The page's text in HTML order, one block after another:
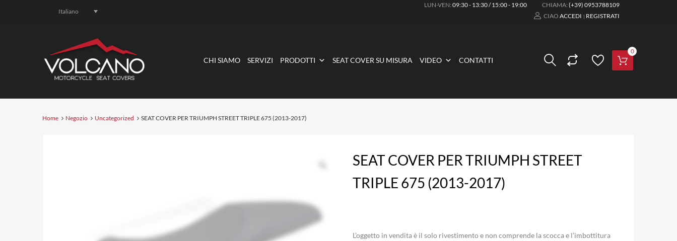
Italiano
LUN-VEN: 09:30 - 13:30 / 15:00 - 19:00 CHIAMA: (+39) 0953788109
CIAO ACCEDI | REGISTRATI
0
CHI SIAMO SERVIZI PRODOTTI SEAT COVER SU MISURA VIDEO CONTATTI
Home Negozio Uncategorized SEAT COVER PER TRIUMPH STREET TRIPLE 675 (2013-2017)
SEAT COVER PER TRIUMPH STREET
TRIPLE 675 (2013-2017)
L’oggetto in vendita è il solo rivestimento e non comprende la scocca e l’imbottitura